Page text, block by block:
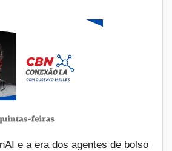
e a era dos agentes de bolso